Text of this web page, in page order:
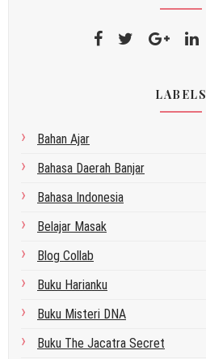
LABELS
Bahan Ajar
Bahasa Daerah Banjar
Bahasa Indonesia
Belajar Masak
Blog Collab
Buku Harianku
Buku Misteri DNA
Buku The Jacatra Secret